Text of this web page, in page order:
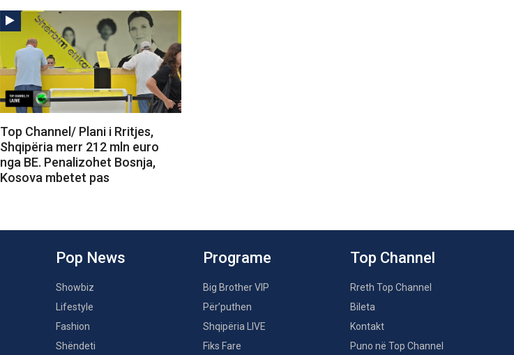
Top Channel/ Plani i Rritjes,
Shqipëria merr 212 mln euro
nga BE. Penalizohet Bosnja,
Kosova mbetet pas
Pop News
Showbiz
Lifestyle
Fashion
Shëndeti
Programe
Big Brother VIP
Për’puthen
Shqipëria LIVE
Fiks Fare
Top Channel
Rreth Top Channel
Bileta
Kontakt
Puno në Top Channel